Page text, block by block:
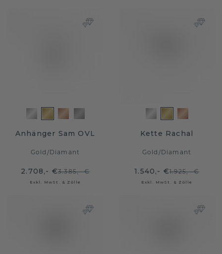
Anhänger Sam OVL
Gold /Diamant
2.708,- €3.385,- €
Exkl. MwSt. & Zölle
Kette Rachal
Gold /Diamant
1.540,- €1.925,- €
Exkl. MwSt. & Zölle